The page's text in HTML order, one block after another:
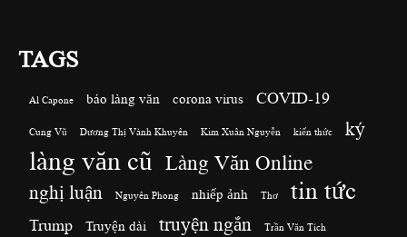
TAGS
Al Capone báo làng văn corona virus COVID-19
Cung Vũ Dương Thị Vành Khuyên Kim Xuân Nguyễn kiến thức ký
làng văn cũ Làng Văn Online
nghị luận Nguyên Phong nhiếp ảnh Thơ tin tức
Trump Truyện dài truyện ngắn Trần Văn Tích